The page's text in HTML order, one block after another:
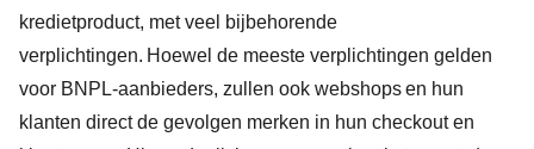
kredietproduct, met veel bijbehorende
verplichtingen. Hoewel de meeste verplichtingen gelden
voor BNPL-aanbieders, zullen ook webshops en hun
klanten direct de gevolgen merken in hun checkout en